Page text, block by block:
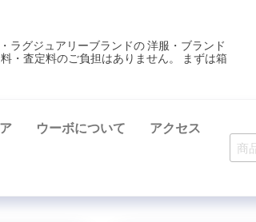
ラグジュアリーブランドの 洋服・ブランド
・査定料のご負担はありません。 まずは箱
ウーボについて アクセス
検
索